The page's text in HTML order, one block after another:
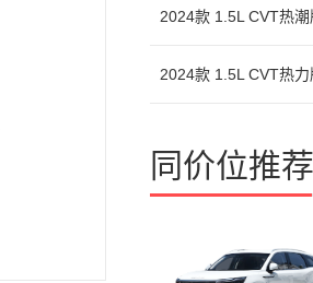
2024款 1.5L CVT热潮
2024款 1.5L CVT热力
同价位推荐